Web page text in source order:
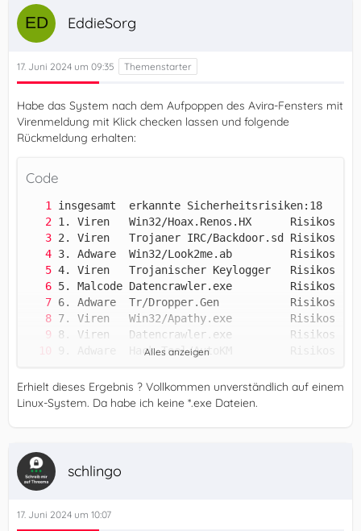
EddieSorg
17. Juni 2024 um 09:35
Habe das System nach dem Aufpoppen des Avira-Fensters mit
Virenmeldung mit Klick checken lassen und folgende
Rückmeldung erhalten:
Code
Alles anzeigen
Erhielt dieses Ergebnis ? Vollkommen unverständlich auf einem
Linux-System. Da habe ich keine *.exe Dateien.
schlingo
17. Juni 2024 um 10:07